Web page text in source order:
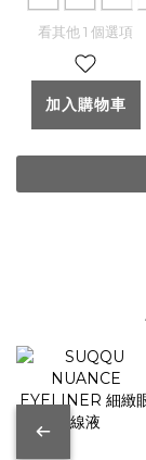
看其他 1 個選項
加入購物車